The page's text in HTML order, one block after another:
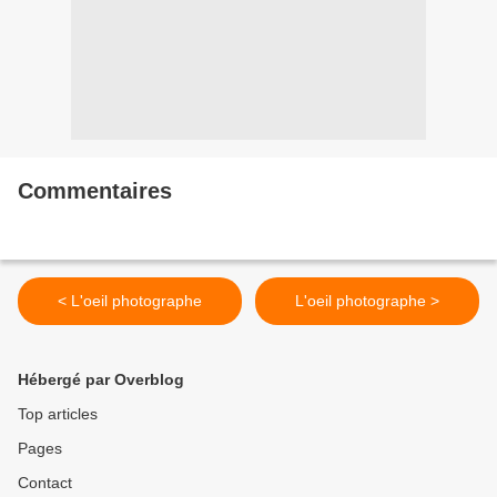
Commentaires
< L'oeil photographe L'oeil photographe >
Hébergé par Overblog
Top articles
Pages
Contact